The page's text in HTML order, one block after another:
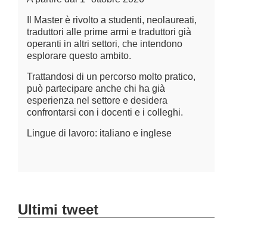
Il Master è rivolto a studenti, neolaureati,
traduttori alle prime armi e traduttori già
operanti in altri settori, che intendono
esplorare questo ambito.
Trattandosi di un percorso molto pratico,
può partecipare anche chi ha già
esperienza nel settore e desidera
confrontarsi con i docenti e i colleghi.
Lingue di lavoro: italiano e inglese
Ultimi tweet